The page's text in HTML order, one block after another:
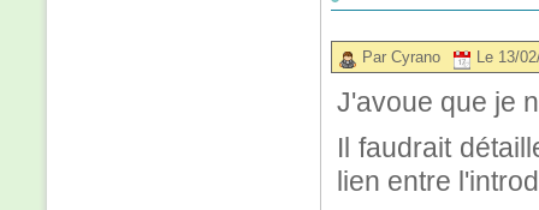
Par Cyrano Le 13/
J'avoue que je
Il faudrait
lien entre